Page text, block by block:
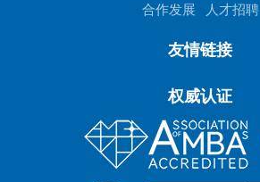
合作发展
人才招聘
友情链接
权威认证